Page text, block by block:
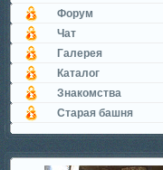
Форум
Чат
Галерея
Каталог
Знакомства
Старая башня